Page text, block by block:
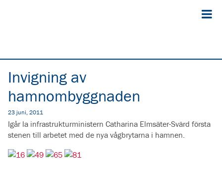
Invigning av
hamnombyggnaden
23 juni, 2011
Igår la infrastrukturministern Catharina Elmsäter-Svärd första
stenen till arbetet med de nya vågbrytarna i hamnen.